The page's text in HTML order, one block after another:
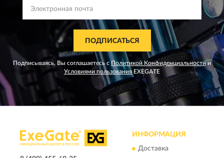
ПОДПИСАТЬСЯ
Подписываясь, Вы соглашаетесь сПолитикой Конфиденциальности и
Условиями пользованияEXEGATE
ИНФОРМАЦИЯ
Доставка